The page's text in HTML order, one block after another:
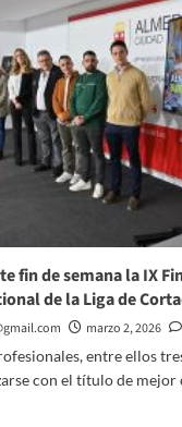
fin de semana la IX
de la Liga de
marzo 2, 2026
entre ellos
con el título de mejor